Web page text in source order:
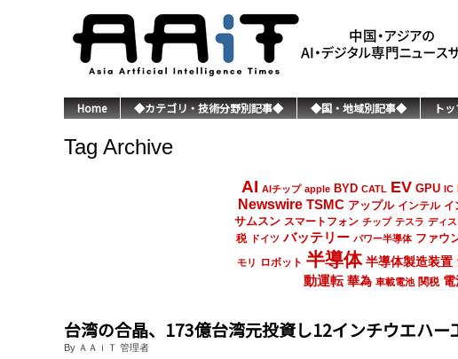
Home ◆カテゴリ・技術分野別記事◆ ◆国・地域別記事◆ トッ
Tag Archive
AI AIチップ apple BYD CATL EV GPU IC
Newswire TSMC アップル インテル イ
サムスン スマートフォン チップ テスラ ディ
税
ドイツ バッテリー パワー半導体 ファウ
モリ ロボット 半導体 半導体製造装置
動運転 華為 車載電池 関税 電
台湾の合晶、173億台湾元投資し12インチウエハー
By ＡＡｉＴ 管理者